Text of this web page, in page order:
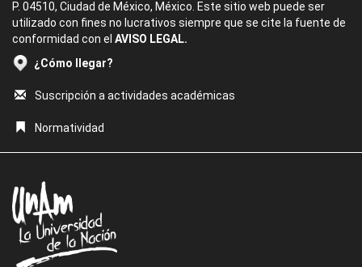
P. 04510, Ciudad de México, México. Este sitio web puede ser
utilizado con fines no lucrativos siempre que se cite la fuente de
conformidad con el AVISO LEGAL.
¿Cómo llegar?
Suscripción a actividades académicas
Normatividad